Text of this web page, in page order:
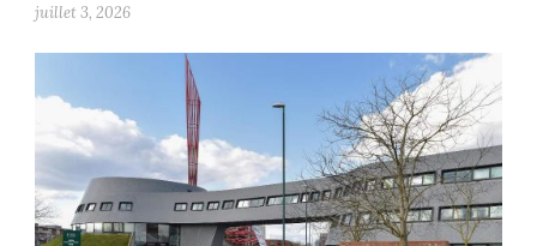
juillet 3, 2026